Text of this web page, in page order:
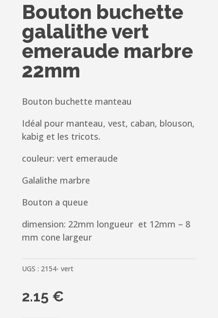
Bouton buchette
galalithe vert
emeraude marbre
22mm
Bouton buchette manteau
Idéal pour manteau, vest, caban, blouson,
kabig et les tricots.
couleur: vert emeraude
Galalithe marbre
Bouton a queue
dimension: 22mm longueur et 12mm – 8
mm cone largeur
UGS : 2154- vert
2.15 €